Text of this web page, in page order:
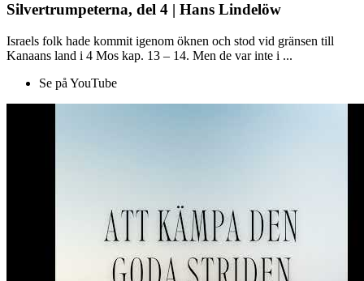
Silvertrumpeterna, del 4 | Hans Lindelöw
Israels folk hade kommit igenom öknen och stod vid gränsen till
Kanaans land i 4 Mos kap. 13 – 14. Men de var inte i ...
Se på YouTube